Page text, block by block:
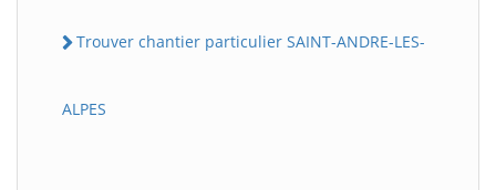
Trouver chantier particulier SAINT-ANDRE-LES-
ALPES